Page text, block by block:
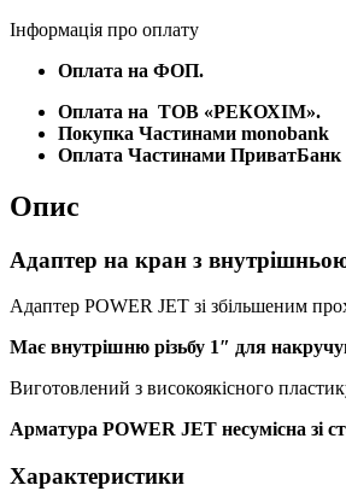
LINE,
2192
Інформація про оплату
Оплата на ФОП.
Оплата на ТОВ «РЕКОХІМ».
Покупка Частинами monobank
Оплата Частинами ПриватБанк
Опис
Адаптер на кран з
Адаптер POWER JET зі збільшеним
Має внутрішню різьбу 1″ для
Виготовлений з високоякісного
Арматура POWER JET несумісна зі
Характеристики